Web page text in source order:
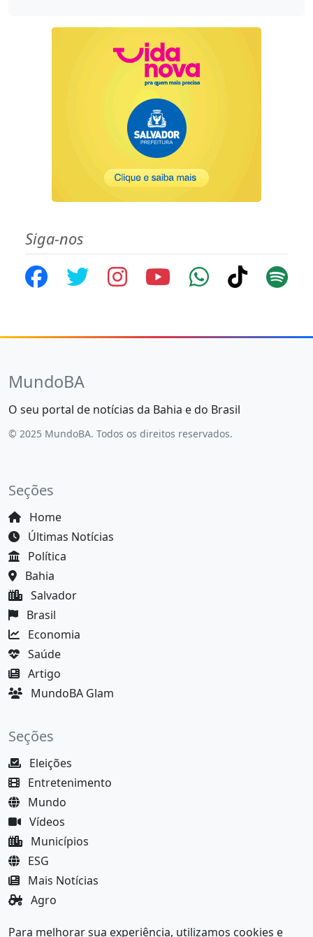
Siga-nos
MundoBA
O seu portal de notícias da Bahia e do Brasil
© 2025 MundoBA. Todos os direitos reservados.
Seções
Home
Últimas Notícias
Política
Bahia
Salvador
Brasil
Economia
Saúde
Artigo
MundoBA Glam
Seções
Eleições
Entretenimento
Mundo
Vídeos
Municípios
ESG
Mais Notícias
Agro
Para melhorar sua experiência, utilizamos cookies e